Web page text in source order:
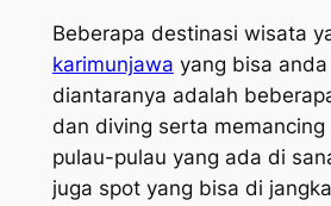
Beberapa destinasi wisata
karimunjawa yang bisa
diantaranya adalah
dan diving serta memancing
pulau-pulau yang ada di
juga spot yang bisa di